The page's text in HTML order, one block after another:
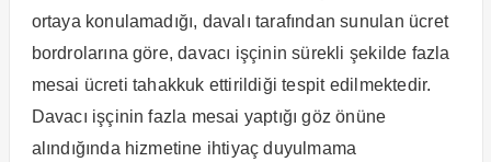
ortaya konulamadığı, davalı tarafından sunulan ücret
bordrolarına göre, davacı işçinin sürekli şekilde fazla
mesai ücreti tahakkuk ettirildiği tespit edilmektedir.
Davacı işçinin fazla mesai yaptığı göz önüne
alındığında hizmetine ihtiyaç duyulmama